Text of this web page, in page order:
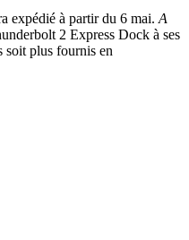
expédié à partir du 6 mai. A
2 Express Dock à ses
soit plus fournis en